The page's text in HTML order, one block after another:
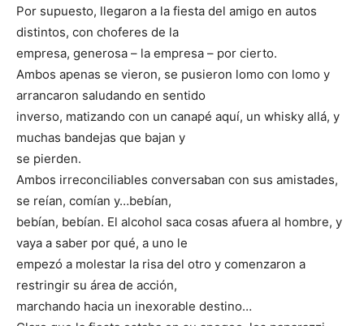
Por supuesto, llegaron a la fiesta del amigo en autos
distintos, con choferes de la
empresa, generosa – la empresa – por cierto.
Ambos apenas se vieron, se pusieron lomo con lomo y
arrancaron saludando en sentido
inverso, matizando con un canapé aquí, un whisky allá, y
muchas bandejas que bajan y
se pierden.
Ambos irreconciliables conversaban con sus amistades,
se reían, comían y…bebían,
bebían, bebían. El alcohol saca cosas afuera al hombre, y
vaya a saber por qué, a uno le
empezó a molestar la risa del otro y comenzaron a
restringir su área de acción,
marchando hacia un inexorable destino…